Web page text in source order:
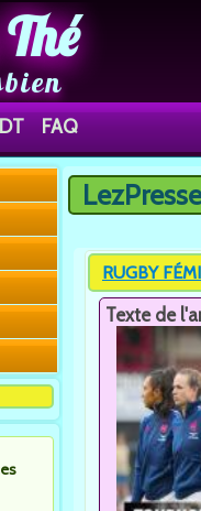
FAQ
Vous êtes ici
LezPresse
RUGBY
Texte de